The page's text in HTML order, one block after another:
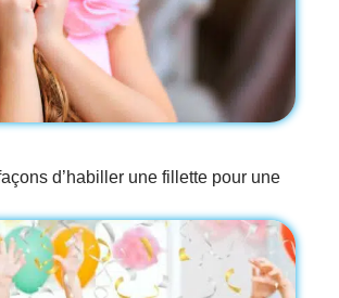
d’habiller une fillette pour une